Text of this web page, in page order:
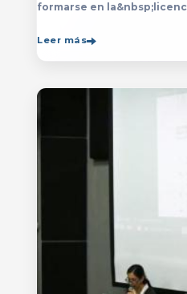
formarse en
el&nbsp;
Leer más